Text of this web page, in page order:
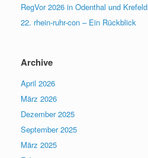
RegVor 2026 in Odenthal und Krefeld
22. rhein-ruhr-con – Ein Rückblick
Archive
April 2026
März 2026
Dezember 2025
September 2025
März 2025